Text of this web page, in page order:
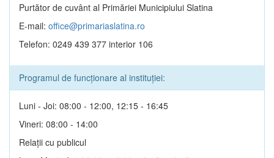
Purtător de cuvânt al Primăriei Municipiului Slatina
E-mail: office@primariaslatina.ro
Telefon: 0249 439 377 interior 106
Programul de funcționare al instituției:
Luni - Joi: 08:00 - 12:00, 12:15 - 16:45
Vineri: 08:00 - 14:00
Relații cu publicul